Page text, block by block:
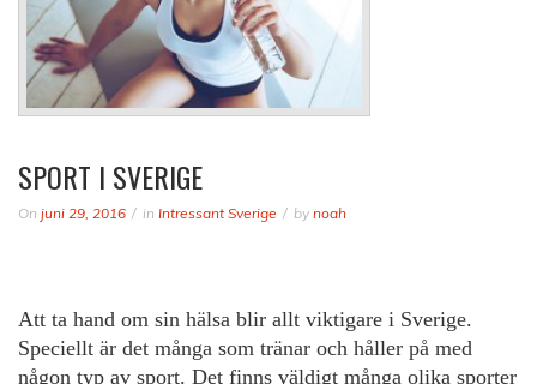
SPORT I SVERIGE
On juni 29, 2016 in Intressant Sverige by noah
Att ta hand om sin hälsa blir allt viktigare i Sverige.
Speciellt är det många som tränar och håller på med
någon typ av sport. Det finns väldigt många olika sporter